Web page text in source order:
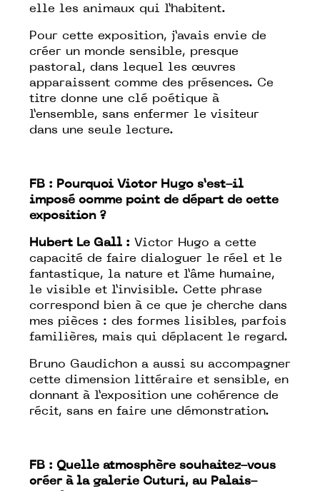
elle les animaux qui l’habitent.
Pour cette exposition, j’avais envie de
créer un monde sensible, presque
pastoral, dans lequel les œuvres
apparaissent comme des présences. Ce
titre donne une clé poétique à
l’ensemble, sans enfermer le visiteur
dans une seule lecture.
FB : Pourquoi Victor Hugo s’est-il
imposé comme point de départ de cette
exposition ?
Hubert Le Gall : Victor Hugo a cette
capacité de faire dialoguer le réel et le
fantastique, la nature et l’âme humaine,
le visible et l’invisible. Cette phrase
correspond bien à ce que je cherche dans
mes pièces : des formes lisibles, parfois
familières, mais qui déplacent le regard.
Bruno Gaudichon a aussi su accompagner
cette dimension littéraire et sensible, en
donnant à l’exposition une cohérence de
récit, sans en faire une démonstration.
FB : Quelle atmosphère souhaitez-vous
créer à la galerie Cuturi, au Palais-